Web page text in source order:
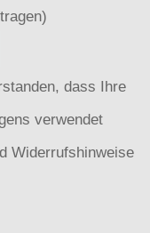
dass Ihre
verwendet
Widerrufshinweise